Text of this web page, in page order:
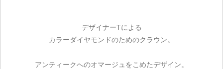
デザイナーTによる
カラーダイヤモンドのためのクラウン。
アンティークへのオマージュをこめたデザイン。